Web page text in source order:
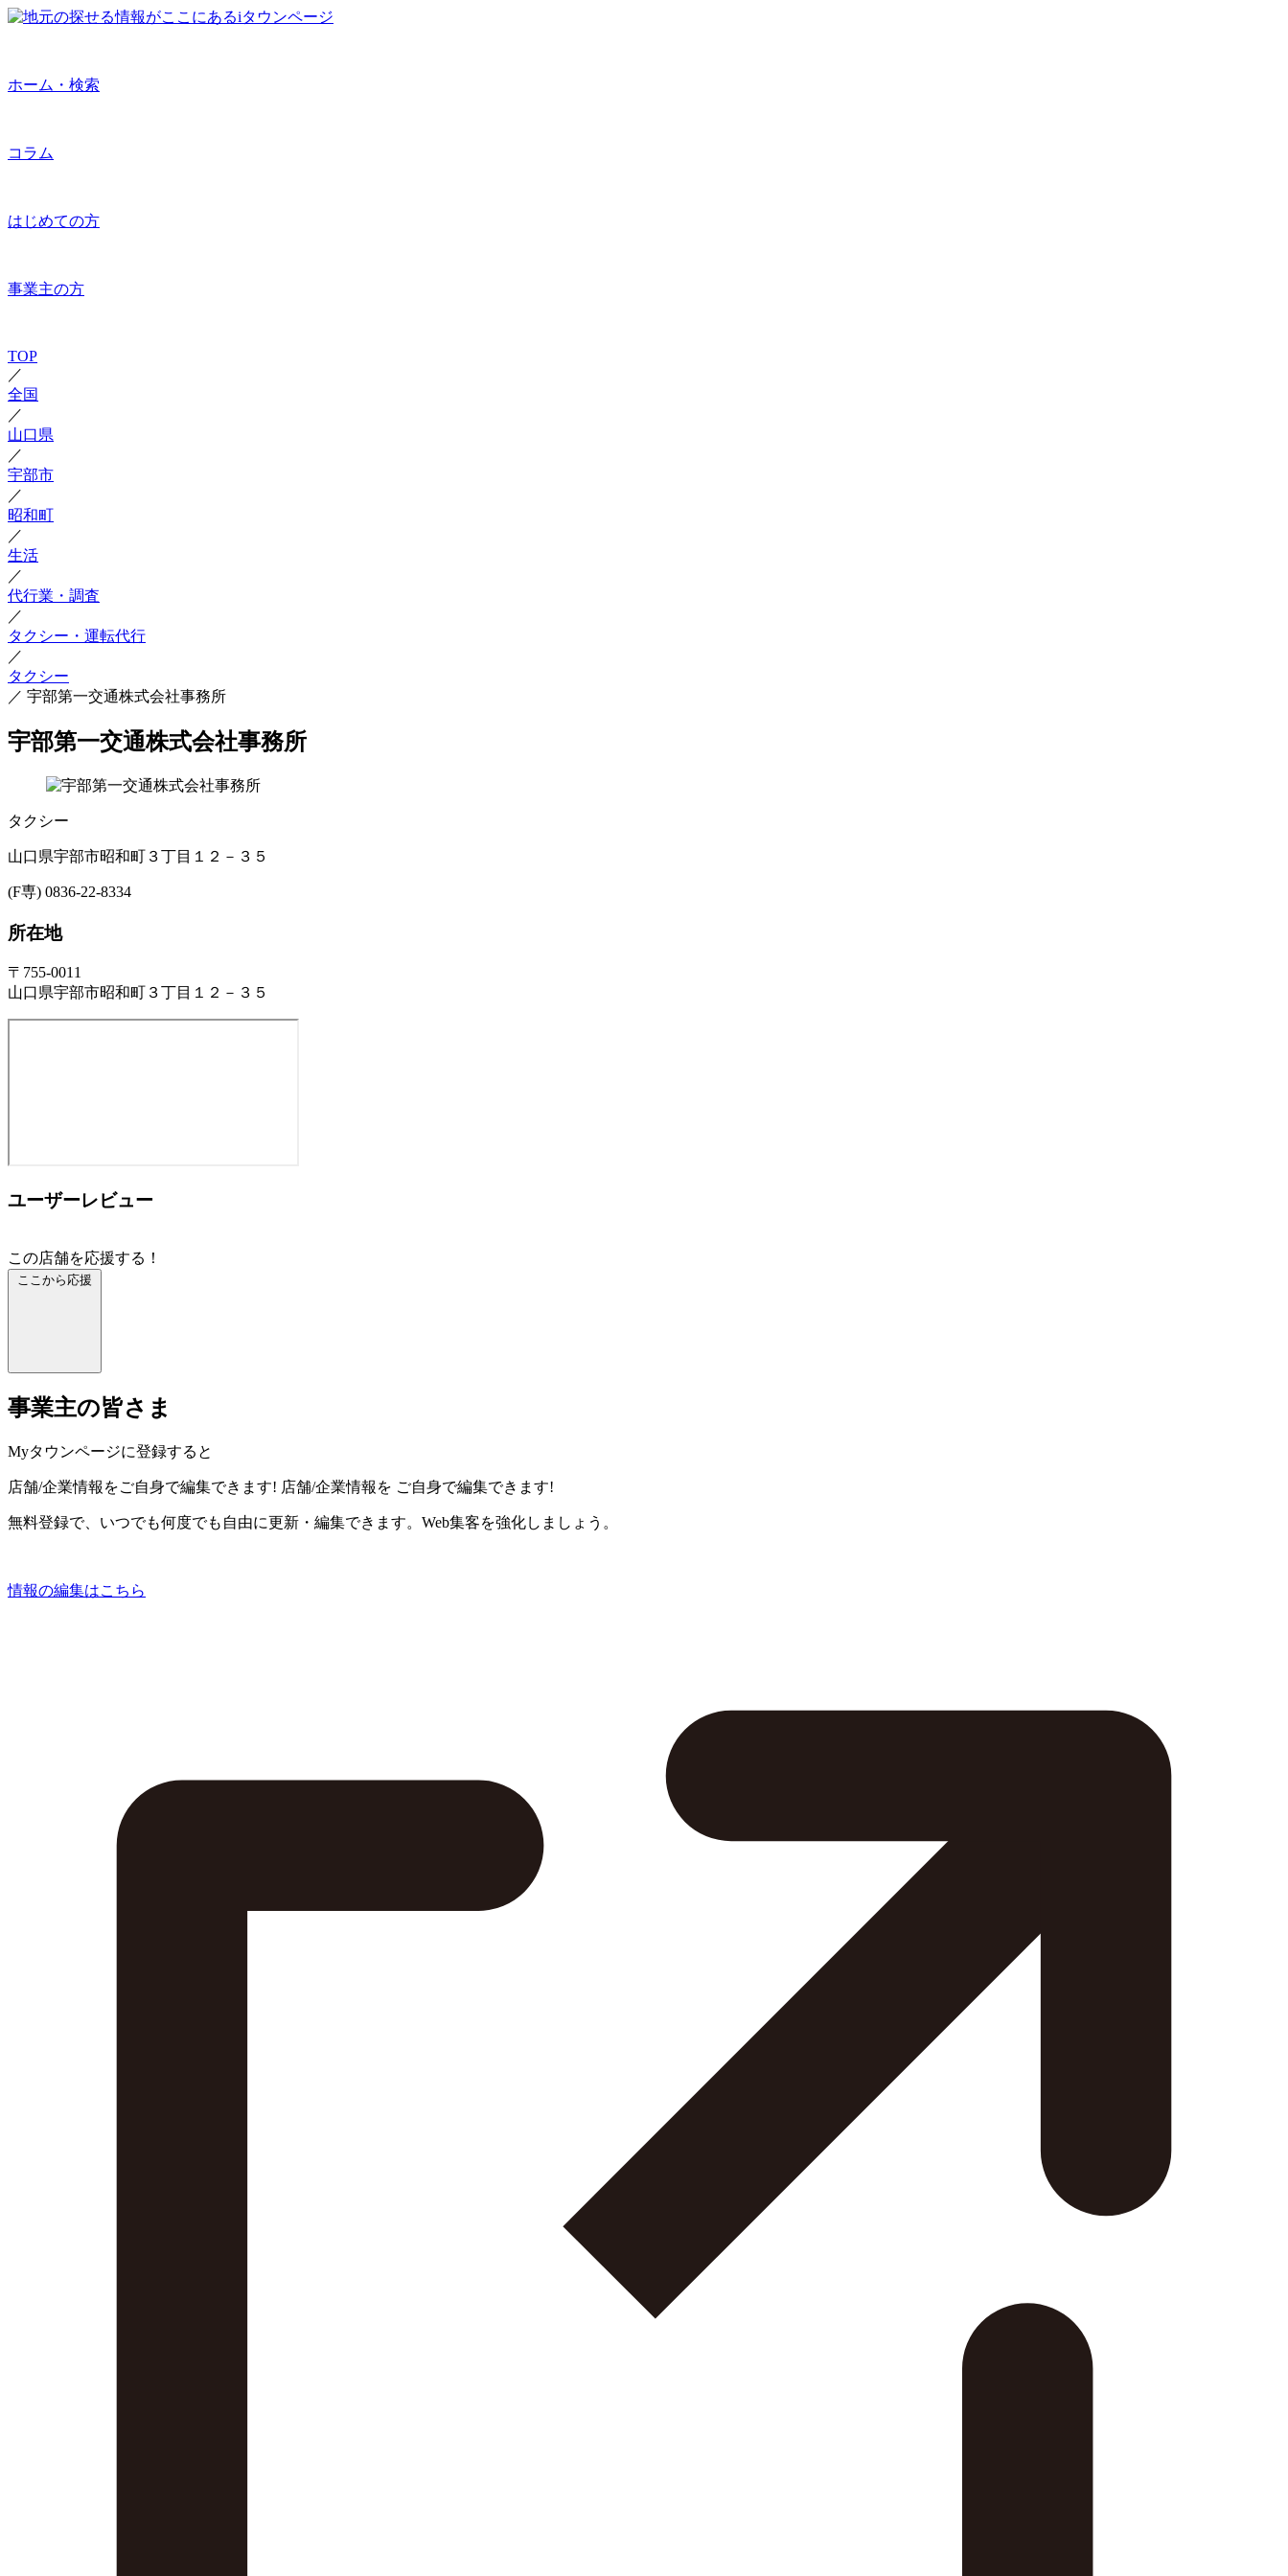
ホーム・検索
コラム
はじめての方
事業主の方
TOP
／
全国
／
山口県
／
宇部市
／
昭和町
／
生活
／
代行業・調査
／
タクシー・運転代行
／
タクシー
／ 宇部第一交通株式会社事務所
宇部第一交通株式会社事務所
タクシー
山口県宇部市昭和町３丁目１２－３５
(F専) 0836-22-8334
所在地
〒755-0011
山口県宇部市昭和町３丁目１２－３５
ユーザーレビュー
この店舗を応援する！
ここから応援
事業主の皆さま
Myタウンページに登録すると
店舗/企業情報をご自身で編集できます! 店舗/企業情報を ご自身で編集できます!
無料登録で、いつでも何度でも自由に更新・編集できます。Web集客を強化しましょう。
情報の編集はこちら